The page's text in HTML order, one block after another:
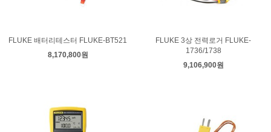
FLUKE 배터리테스터 FLUKE-BT521
8,170,800원
FLUKE 3상 전력로거 FLUKE-
1736/1738
9,106,900원